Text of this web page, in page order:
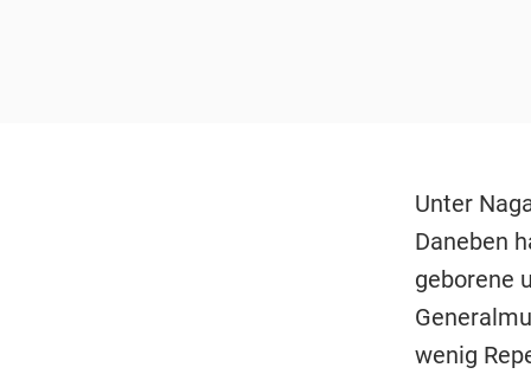
Unter
Daneben
geborene
wenig